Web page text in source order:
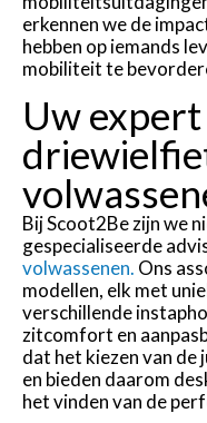
erkennen we de
hebben op iemands
mobiliteit te
Uw
Bij Scoot2Be zijn we
gespecialiseerde
volwassenen. Ons
modellen, elk met
verschillende
zitcomfort en
dat het kiezen van
en bieden daarom
het vinden van de